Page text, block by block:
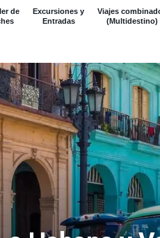
de
Excursiones y
Entradas
Viajes
(Multidestino)